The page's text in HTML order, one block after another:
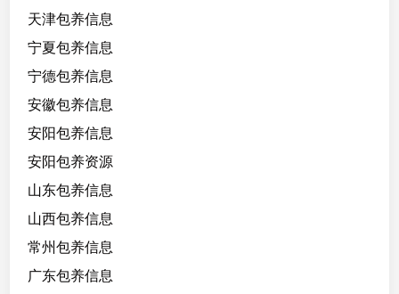
天津包养信息
宁夏包养信息
宁德包养信息
安徽包养信息
安阳包养信息
安阳包养资源
山东包养信息
山西包养信息
常州包养信息
广东包养信息